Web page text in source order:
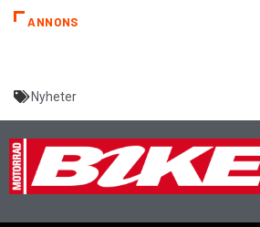
ANNONS
Nyheter